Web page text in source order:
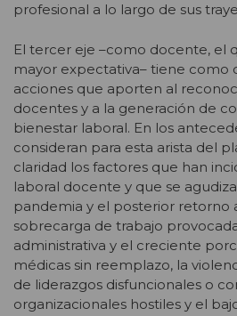
profesional a lo largo de sus
El tercer eje –como docente, el
mayor expectativa– tiene como
acciones que aporten al
docentes y a la generación de
bienestar laboral. En los
consideran para esta arista del
claridad los factores que han
laboral docente y que se
pandemia y el posterior retorno
sobrecarga de trabajo
administrativa y el creciente
médicas sin reemplazo, la
de liderazgos disfuncionales o
organizacionales hostiles y el